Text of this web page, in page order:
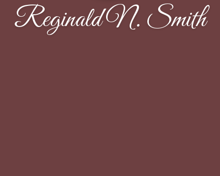
Reginald N. Smith